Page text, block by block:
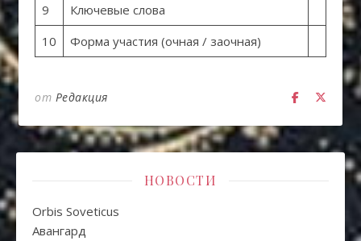
9
Ключевые слова
10
Форма участия (очная / заочная)
от Редакция
НОВОСТИ
Orbis Soveticus
Авангард